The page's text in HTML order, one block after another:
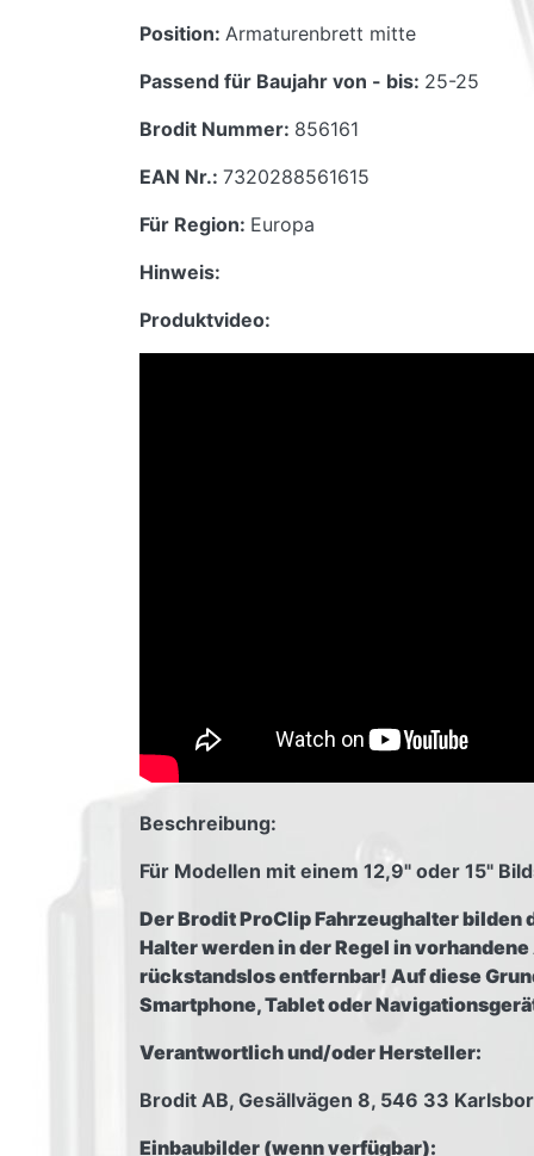
Position: Armaturenbrett mitte
Passend für Baujahr von - bis: 25-25
Brodit Nummer: 856161
EAN Nr.: 7320288561615
Für Region: Europa
Hinweis:
Produktvideo:
Beschreibung:
Für Modellen mit einem 12,9" oder 15"
Der Brodit ProClip Fahrzeughalter bilden
Halter werden in der Regel in
rückstandslos entfernbar! Auf diese
Smartphone, Tablet oder
Verantwortlich und/oder Hersteller:
Brodit AB, Gesällvägen 8, 546 33
Einbaubilder (wenn verfügbar):